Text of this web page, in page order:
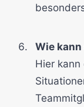
Wie
Hier kann